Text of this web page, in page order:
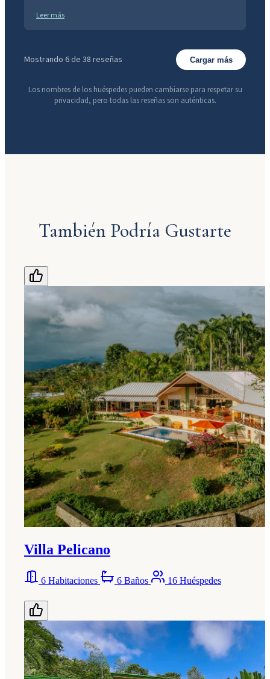
Leer más
Mostrando 6 de 38 reseñas Cargar más
Los nombres de los huéspedes pueden cambiarse para respetar su
privacidad, pero todas las reseñas son auténticas.
También Podría Gustarte
Villa Pelicano
6 Habitaciones 6 Baños 16 Huéspedes